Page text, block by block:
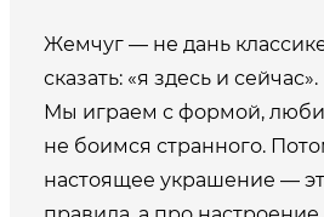
Жемчуг — не дань
сказать: «я здесь и сейчас».
Мы играем с формой,
не боимся странного.
настоящее украшение —